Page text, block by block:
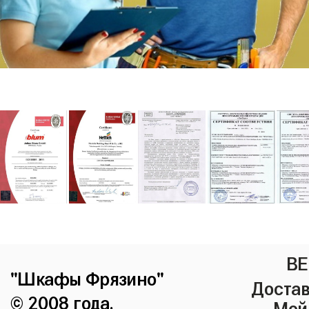
"Шкафы Фрязино"
© 2008 года.